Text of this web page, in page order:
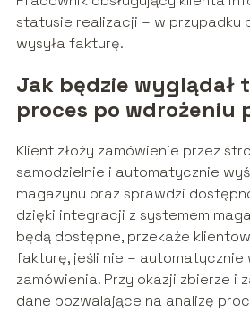
statusie realizacji – w przypadku
wysyła fakturę.
Jak będzie wyglądał
proces po wdrożeniu
Klient złoży zamówienie przez
samodzielnie i automatycznie
magazynu oraz sprawdzi
dzięki integracji z systemem
będą dostępne, przekaże
fakturę, jeśli nie – automatycznie
zamówienia. Przy okazji zbierze i
dane pozwalające na analizę